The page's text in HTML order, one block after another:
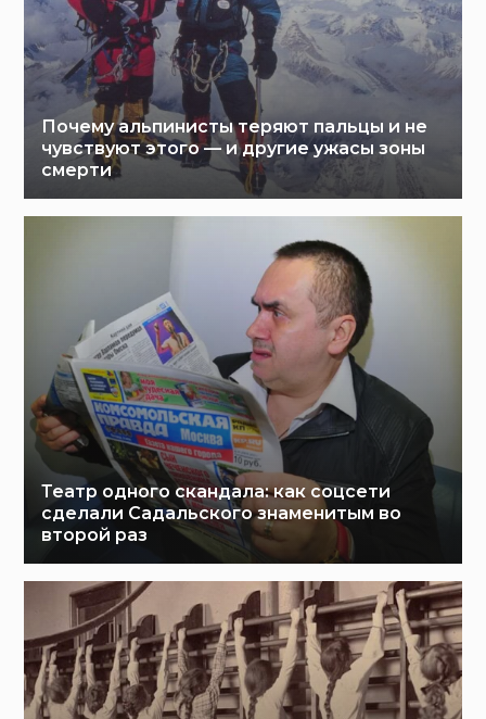
Почему альпинисты теряют пальцы и не
чувствуют этого — и другие ужасы зоны
смерти
Театр одного скандала: как соцсети
сделали Садальского знаменитым во
второй раз